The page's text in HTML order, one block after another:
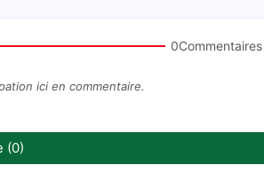
0Commentaires
ici en commentaire.
(0)